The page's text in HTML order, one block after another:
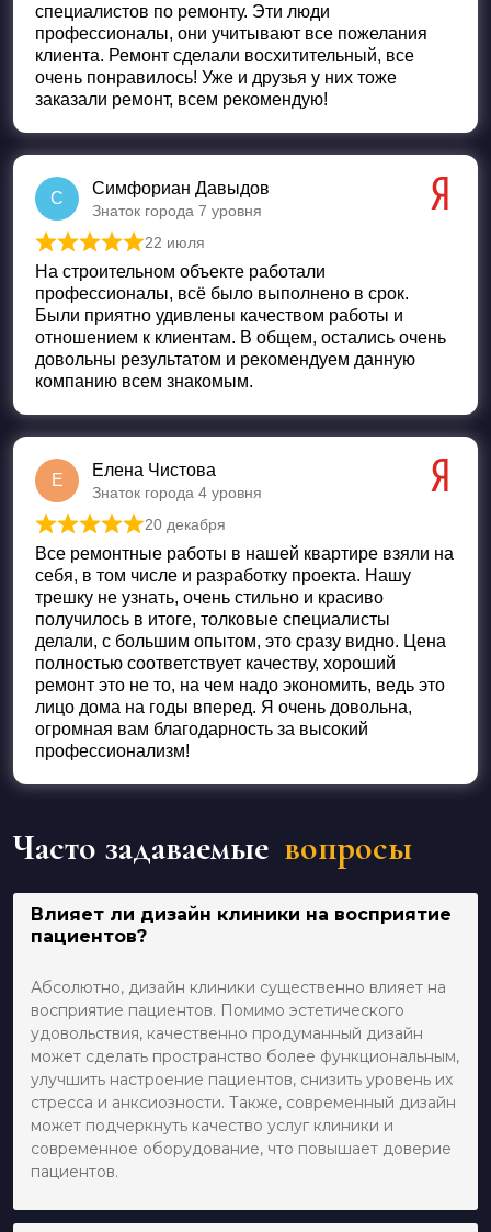
специалистов по ремонту. Эти люди
профессионалы, они учитывают все пожелания
клиента. Ремонт сделали восхитительный, все
очень понравилось! Уже и друзья у них тоже
заказали ремонт, всем рекомендую!
С
Симфориан Давыдов
Знаток города 7 уровня
Оценка5 из 5
22 июля
На строительном объекте работали
профессионалы, всё было выполнено в срок.
Были приятно удивлены качеством работы и
отношением к клиентам. В общем, остались очень
довольны результатом и рекомендуем данную
компанию всем знакомым.
Е
Елена Чистова
Знаток города 4 уровня
Оценка5 из 5
20 декабря
Все ремонтные работы в нашей квартире взяли на
себя, в том числе и разработку проекта. Нашу
трешку не узнать, очень стильно и красиво
получилось в итоге, толковые специалисты
делали, с большим опытом, это сразу видно. Цена
полностью соответствует качеству, хороший
ремонт это не то, на чем надо экономить, ведь это
лицо дома на годы вперед. Я очень довольна,
огромная вам благодарность за высокий
профессионализм!
Часто задаваемые вопросы
Влияет ли дизайн клиники на восприятие
пациентов?
Абсолютно, дизайн клиники существенно влияет на
восприятие пациентов. Помимо эстетического
удовольствия, качественно продуманный дизайн
может сделать пространство более функциональным,
улучшить настроение пациентов, снизить уровень их
стресса и анксиозности. Также, современный дизайн
может подчеркнуть качество услуг клиники и
современное оборудование, что повышает доверие
пациентов.